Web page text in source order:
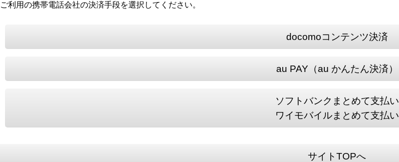
ご利用の携帯電話会社の決済手段を選択してください。
docomoコンテンツ決済
au PAY（au かんたん決済）
ソフトバンクまとめて支払い
ワイモバイルまとめて支払い
サイトTOPへ